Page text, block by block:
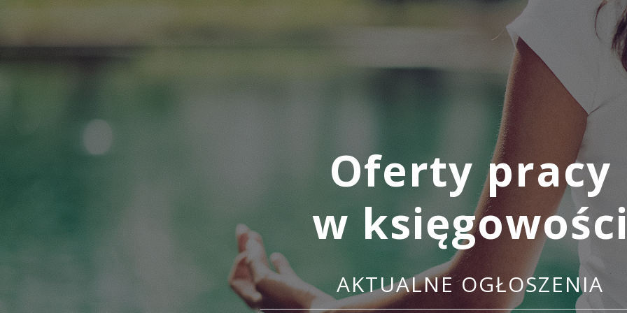
Oferty pracy
w
AKTUALNE OGŁOSZENIA